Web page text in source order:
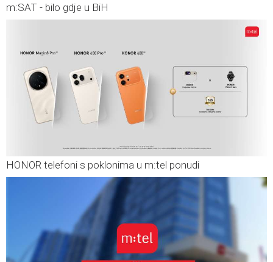
m:SAT - bilo gdje u BiH
HONOR telefoni s poklonima u m:tel ponudi